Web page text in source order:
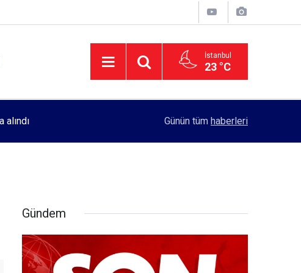
İstanbul
23 °C
Rektörlük, kadın öğrencilerin güvenliği için
Günün tüm haberleri
Gündem